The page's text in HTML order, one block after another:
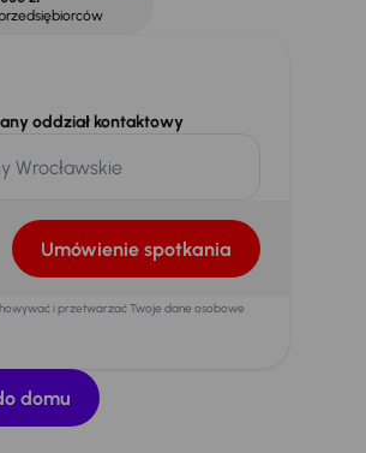
oddział kontaktowy
Umówienie spotkania
i przetwarzać Twoje dane osobowe
domu